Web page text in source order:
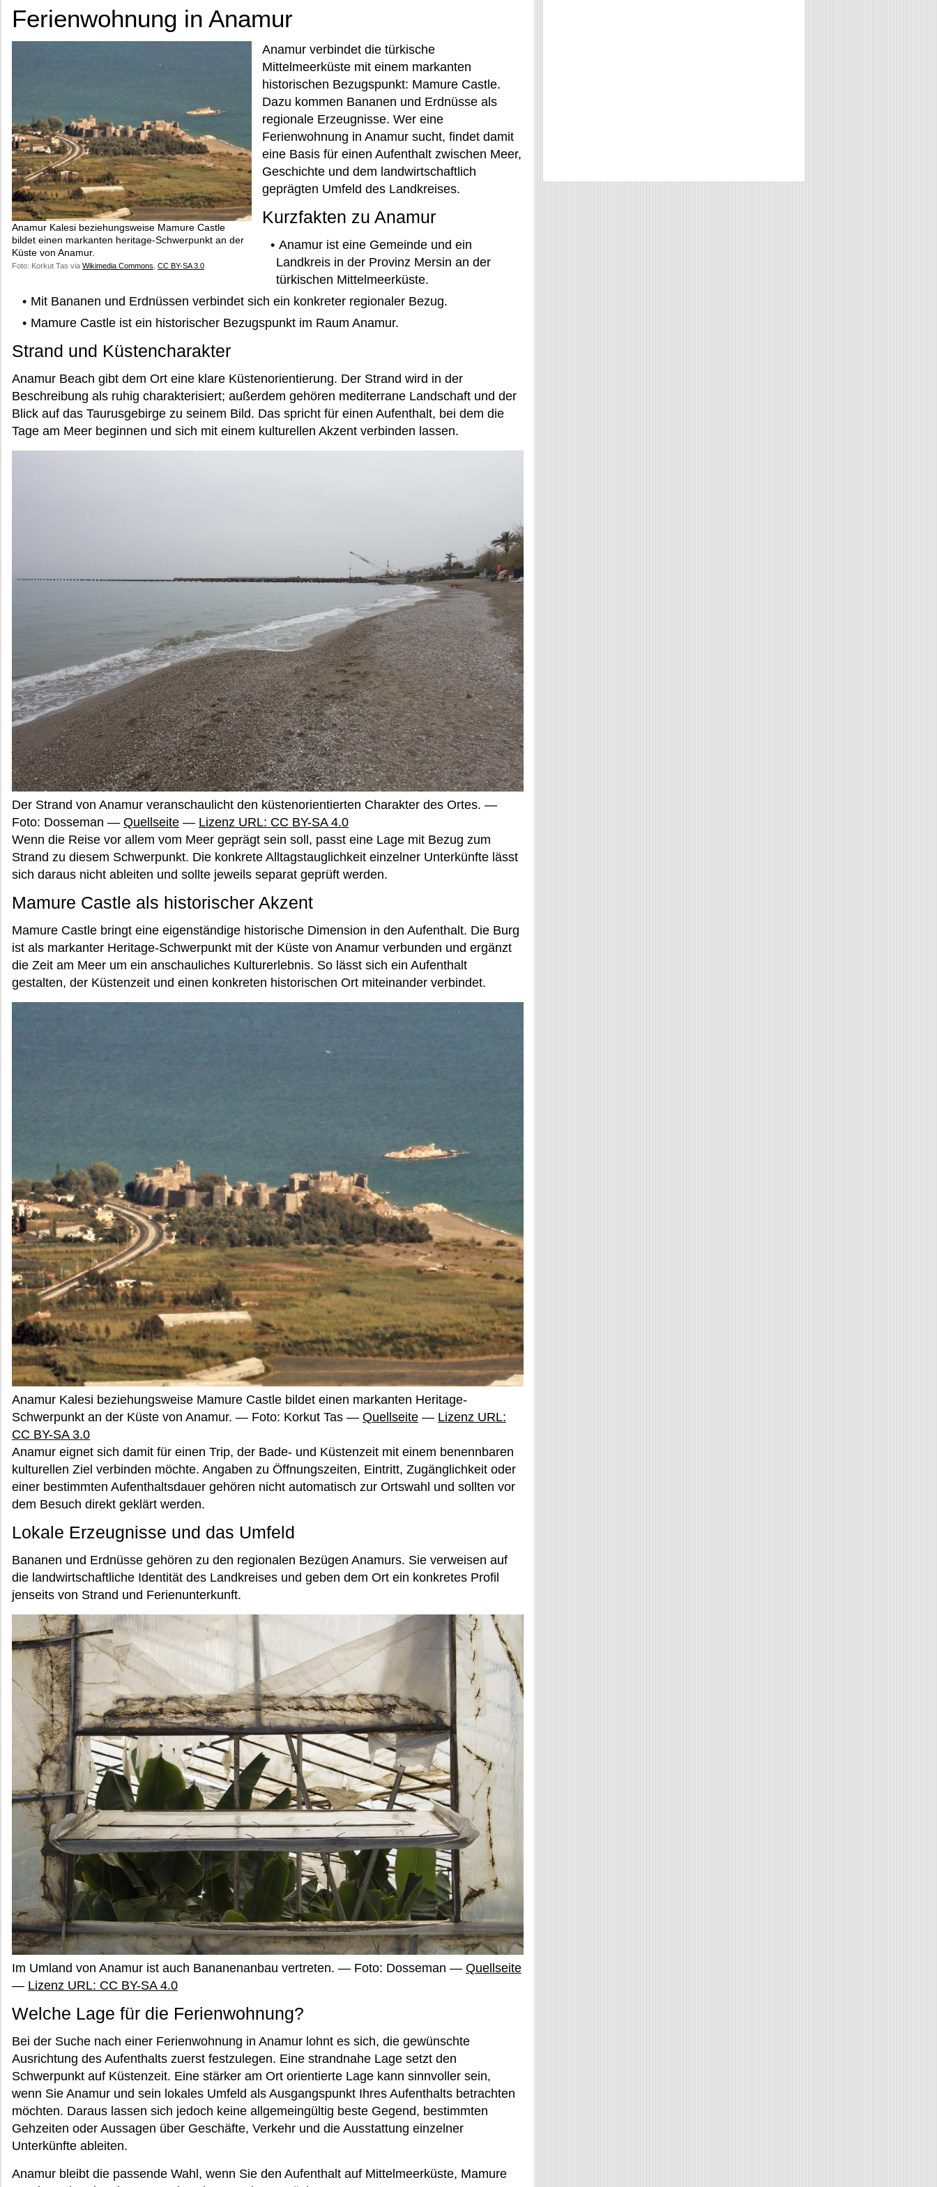
Ferienwohnung in Anamur
Anamur Kalesi beziehungsweise Mamure Castle
bildet einen markanten heritage-Schwerpunkt an der
Küste von Anamur.
Foto: Korkut Tas via Wikimedia Commons CC BY-SA 3.0
Anamur verbindet die türkische
Mittelmeerküste mit einem markanten
historischen Bezugspunkt: Mamure Castle.
Dazu kommen Bananen und Erdnüsse als
regionale Erzeugnisse. Wer eine
Ferienwohnung in Anamur sucht, findet damit
eine Basis für einen Aufenthalt zwischen Meer,
Geschichte und dem landwirtschaftlich
geprägten Umfeld des Landkreises.
Kurzfakten zu Anamur
Anamur ist eine Gemeinde und ein
Landkreis in der Provinz Mersin an der
türkischen Mittelmeerküste.
Mit Bananen und Erdnüssen verbindet sich ein konkreter regionaler Bezug.
Mamure Castle ist ein historischer Bezugspunkt im Raum Anamur.
Strand und Küstencharakter
Anamur Beach gibt dem Ort eine klare Küstenorientierung. Der Strand wird in der
Beschreibung als ruhig charakterisiert; außerdem gehören mediterrane Landschaft und der
Blick auf das Taurusgebirge zu seinem Bild. Das spricht für einen Aufenthalt, bei dem die
Tage am Meer beginnen und sich mit einem kulturellen Akzent verbinden lassen.
Der Strand von Anamur veranschaulicht den küstenorientierten Charakter des Ortes. —
Foto: Dosseman — Quellseite — Lizenz URL: CC BY-SA 4.0
Wenn die Reise vor allem vom Meer geprägt sein soll, passt eine Lage mit Bezug zum
Strand zu diesem Schwerpunkt. Die konkrete Alltagstauglichkeit einzelner Unterkünfte lässt
sich daraus nicht ableiten und sollte jeweils separat geprüft werden.
Mamure Castle als historischer Akzent
Mamure Castle bringt eine eigenständige historische Dimension in den Aufenthalt. Die Burg
ist als markanter Heritage-Schwerpunkt mit der Küste von Anamur verbunden und ergänzt
die Zeit am Meer um ein anschauliches Kulturerlebnis. So lässt sich ein Aufenthalt
gestalten, der Küstenzeit und einen konkreten historischen Ort miteinander verbindet.
Anamur Kalesi beziehungsweise Mamure Castle bildet einen markanten Heritage-
Schwerpunkt an der Küste von Anamur. — Foto: Korkut Tas — Quellseite — Lizenz URL:
CC BY-SA 3.0
Anamur eignet sich damit für einen Trip, der Bade- und Küstenzeit mit einem benennbaren
kulturellen Ziel verbinden möchte. Angaben zu Öffnungszeiten, Eintritt, Zugänglichkeit oder
einer bestimmten Aufenthaltsdauer gehören nicht automatisch zur Ortswahl und sollten vor
dem Besuch direkt geklärt werden.
Lokale Erzeugnisse und das Umfeld
Bananen und Erdnüsse gehören zu den regionalen Bezügen Anamurs. Sie verweisen auf
die landwirtschaftliche Identität des Landkreises und geben dem Ort ein konkretes Profil
jenseits von Strand und Ferienunterkunft.
Im Umland von Anamur ist auch Bananenanbau vertreten. — Foto: Dosseman — Quellseite
— Lizenz URL: CC BY-SA 4.0
Welche Lage für die Ferienwohnung?
Bei der Suche nach einer Ferienwohnung in Anamur lohnt es sich, die gewünschte
Ausrichtung des Aufenthalts zuerst festzulegen. Eine strandnahe Lage setzt den
Schwerpunkt auf Küstenzeit. Eine stärker am Ort orientierte Lage kann sinnvoller sein,
wenn Sie Anamur und sein lokales Umfeld als Ausgangspunkt Ihres Aufenthalts betrachten
möchten. Daraus lassen sich jedoch keine allgemeingültig beste Gegend, bestimmten
Gehzeiten oder Aussagen über Geschäfte, Verkehr und die Ausstattung einzelner
Unterkünfte ableiten.
Anamur bleibt die passende Wahl, wenn Sie den Aufenthalt auf Mittelmeerküste, Mamure